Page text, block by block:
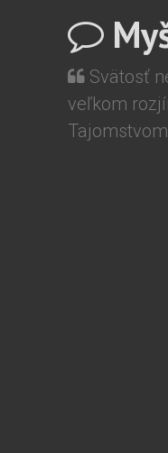
Svätosť
veľkom